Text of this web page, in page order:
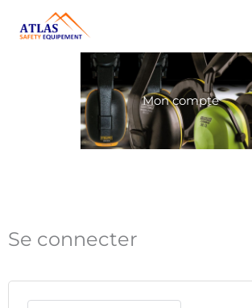
Mon compte
Se connecter
Obligatoire
Obligatoire
Obligatoire
Obligatoire